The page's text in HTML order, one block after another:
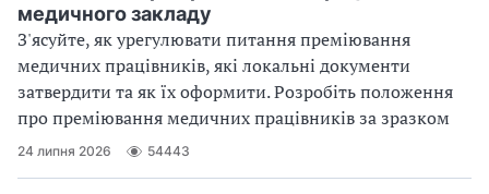
медичного закладу
З'ясуйте, як урегулювати питання преміювання
медичних працівників, які локальні документи
затвердити та як їх оформити. Розробіть положення
про преміювання медичних працівників за зразком
24 липня 2026 54443